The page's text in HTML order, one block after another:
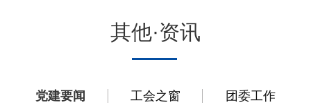
其他·资讯
党建要闻 工会之窗 团委工作